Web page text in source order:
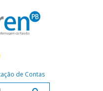
de Contas